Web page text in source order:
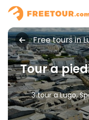
Free tours in
Tour a
3 tour a Lugo,